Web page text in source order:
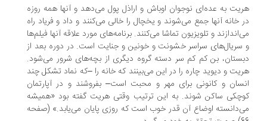
به عده‌ای نوجوان اوباش و اراذل پول می‌دهد و آنها همه روزه
خانه آنها جمع می‌شوند و یخچال را خالی می‌کنند و داد و فریاد راه
و تلویزیون تماشا می‌کنند. برنامه‌های مورد علاقه آنها فیلم‌ها
سراسر خشونت و خونین و جنایت است. در دوره بعد از
بن کم کم سر دسته گروه دیگری از بچه‌های شرور می‌شود.
و دیوید چاره را در این می‌بینند که خانه را –که نماد تشکل چند
و کانونی برای مهر و محبت است– بفروشند و در آپارتمان
ساکن شوند. به این ترتیب وقتی هریت گفته بود «همیشه
اوضاع آن قدر خوب است که روزی پایان می‌یابد.» (صفحه